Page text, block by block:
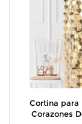
Cortina para
Corazones